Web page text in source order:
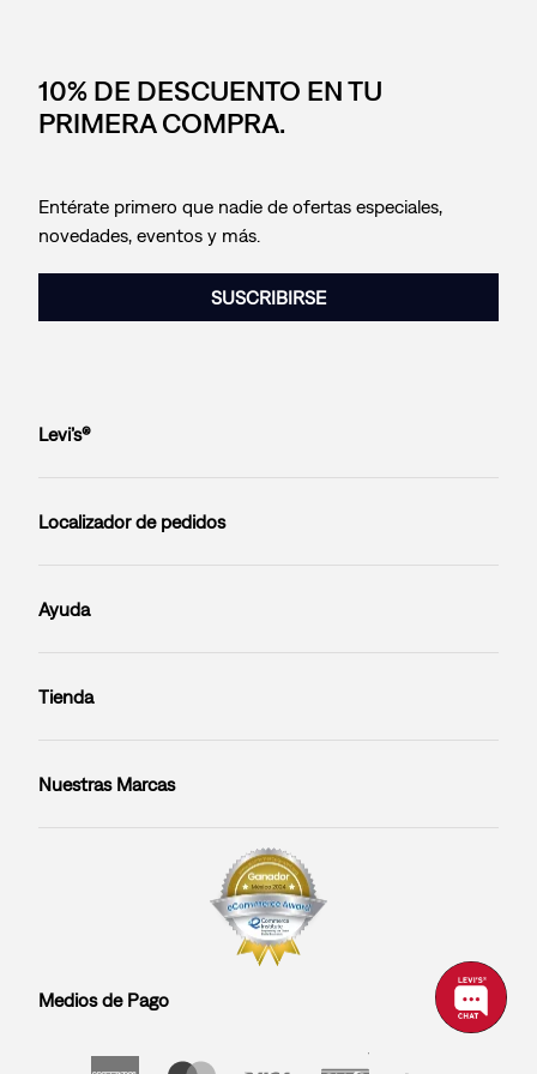
10% DE DESCUENTO EN TU
PRIMERA COMPRA.
Entérate primero que nadie de ofertas especiales,
novedades, eventos y más.
SUSCRIBIRSE
Levi’s®
Localizador de pedidos
Ayuda
Tienda
Nuestras Marcas
Medios de Pago